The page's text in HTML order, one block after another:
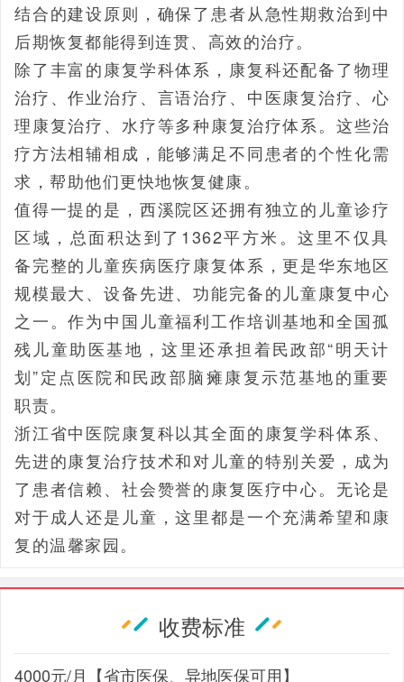
结合的建设原则，确保了患者从急性期救治到中
后期恢复都能得到连贯、高效的治疗。
除了丰富的康复学科体系，康复科还配备了物理
治疗、作业治疗、言语治疗、中医康复治疗、心
理康复治疗、水疗等多种康复治疗体系。这些治
疗方法相辅相成，能够满足不同患者的个性化需
求，帮助他们更快地恢复健康。
值得一提的是，西溪院区还拥有独立的儿童诊疗
区域，总面积达到了1362平方米。这里不仅具
备完整的儿童疾病医疗康复体系，更是华东地区
规模最大、设备先进、功能完备的儿童康复中心
之一。作为中国儿童福利工作培训基地和全国孤
残儿童助医基地，这里还承担着民政部“明天计
划”定点医院和民政部脑瘫康复示范基地的重要
职责。
浙江省中医院康复科以其全面的康复学科体系、
先进的康复治疗技术和对儿童的特别关爱，成为
了患者信赖、社会赞誉的康复医疗中心。无论是
对于成人还是儿童，这里都是一个充满希望和康
复的温馨家园。
收费标准
4000元/月【省市医保、异地医保可用】